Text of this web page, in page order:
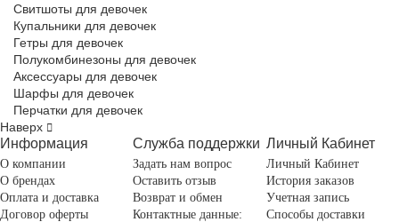
Свитшоты для девочек
Купальники для девочек
Гетры для девочек
Полукомбинезоны для девочек
Аксессуары для девочек
Шарфы для девочек
Перчатки для девочек
Наверх
Информация
О компании
О брендах
Оплата и доставка
Договор оферты
Служба поддержки
Задать нам вопрос
Оставить отзыв
Возврат и обмен
Контактные данные:
Личный Кабинет
Личный Кабинет
История заказов
Учетная запись
Способы доставки